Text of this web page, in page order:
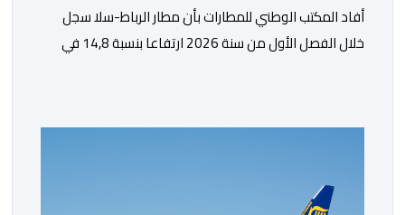
أفاد المكتب الوطني للمطارات بأن مطار الرباط-سلا سجل
خلال الفصل الأول من سنة 2026 ارتفاعا بنسبة 14,8 في
مسافرا خلال الستة أشهر الأولى من السنة الجارية، مقابل